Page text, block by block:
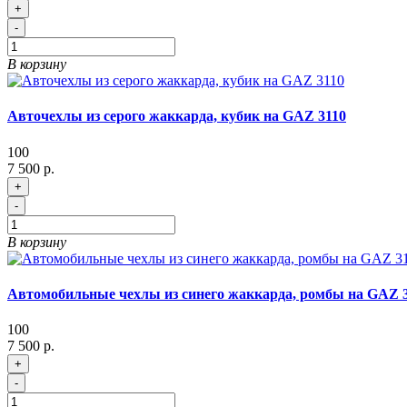
+
-
В корзину
Авточехлы из серого жаккарда, кубик на GAZ 3110
100
7 500 р.
+
-
В корзину
Автомобильные чехлы из синего жаккарда, ромбы на GAZ
100
7 500 р.
+
-